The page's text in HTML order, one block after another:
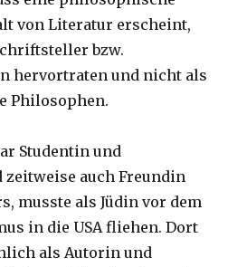
von Literatur erscheint,
bzw.
hervortraten und nicht als
Philosophen.
Studentin und
auch Freundin
musste als Jüdin vor dem
in die USA fliehen. Dort
als Autorin und